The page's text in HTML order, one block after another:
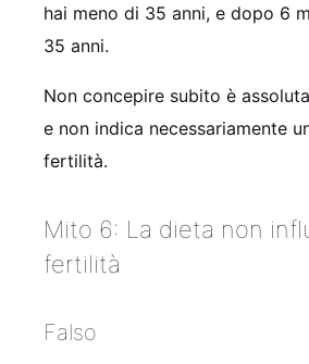
hai meno di 35 anni, e dopo 6
35 anni.
Non concepire subito è
e non indica necessariamente
fertilità.
Mito 6: La dieta non
fertilità
Falso